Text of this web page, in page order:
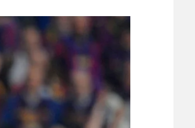
תקנון משתתפים וזוכים בפרסים
תקנון עבור פעילות אלקטרה
תקנון עבור פעילות ספורט 1 – "מרלן"
גיימינג E-Sports
תנאי שימוש